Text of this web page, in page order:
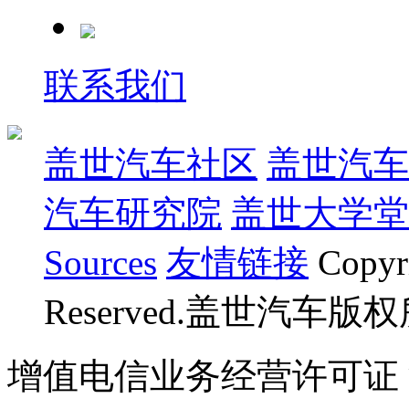
联系我们
盖世汽车社区 盖世汽
汽车研究院 盖世大学堂
Sources 友情链接
Reserved.盖世汽车版
增值电信业务经营许可证